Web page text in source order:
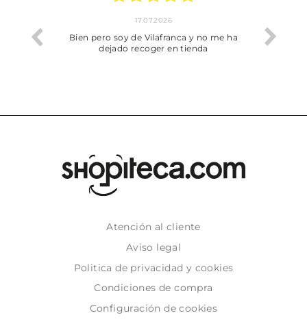
trobat
17.07.2026
Bien pero soy de Vilafranca y no me ha
dejado recoger en tienda
Atención al cliente
Aviso legal
Politica de privacidad y cookies
Condiciones de compra
Configuración de cookies